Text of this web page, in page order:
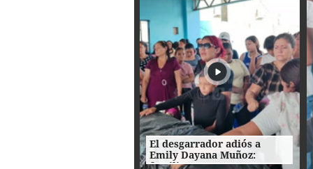
El desgarrador adiós a
Emily Dayana Muñoz:
familiares no encuentran